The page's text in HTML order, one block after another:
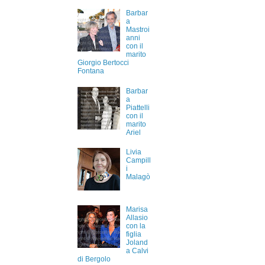
Barbar
a
Mastroi
anni
con il
marito
Giorgio Bertocci
Fontana
Barbar
a
Piattelli
con il
marito
Ariel
Livia
Campill
i
Malagò
Marisa
Allasio
con la
figlia
Joland
a Calvi
di Bergolo